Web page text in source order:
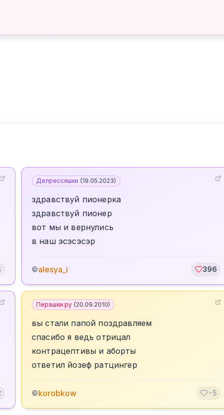
Депрессяшки (19.05.2023)
здравствуй пионерка
здравствуй пионер
вот мы и вернулись
в наш эсэсэсэр
©alesya_i 396
Перашки.ру (20.09.2010)
вы стали папой поздравляем
спасибо я ведь отрицал
контрацептивы и аборты
ответил йозеф ратцингер
©korobkow -5